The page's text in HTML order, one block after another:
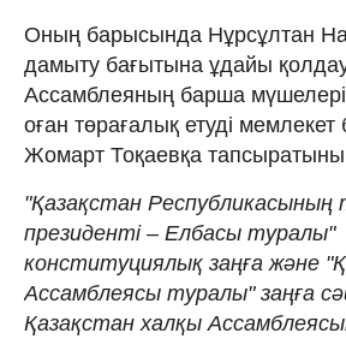
Оның барысында Нұрсұлтан
дамыту бағытына ұдайы қолдау
Ассамблеяның барша
оған төрағалық етуді
Жомарт Тоқаевқа
"Қазақстан Республикасының
президенті – Елбасы туралы"
конституциялық заңға және
Ассамблеясы туралы" заңға
Қазақстан халқы